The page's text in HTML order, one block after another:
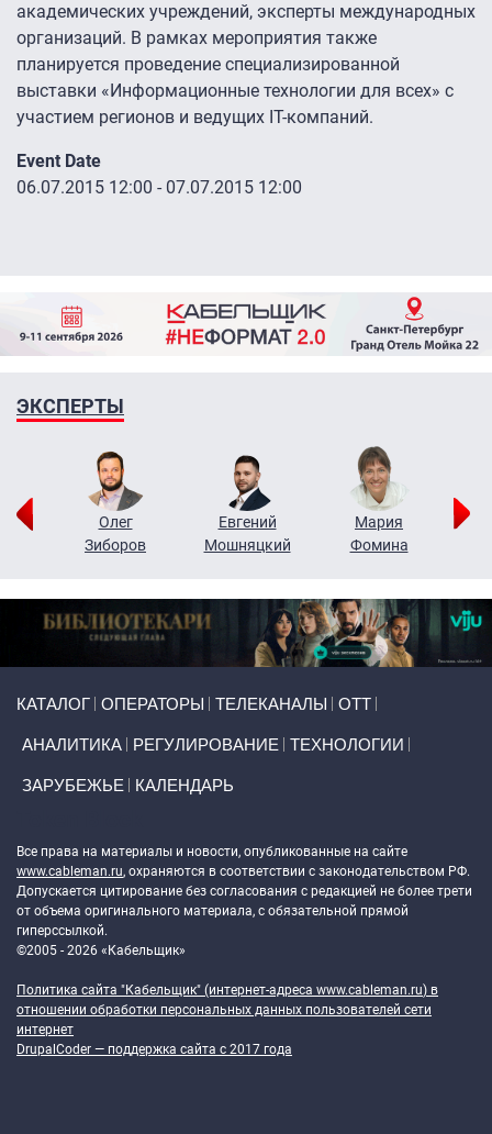
академических учреждений, эксперты международных
организаций. В рамках мероприятия также
планируется проведение специализированной
выставки «Информационные технологии для всех» с
участием регионов и ведущих IT-компаний.
Event Date
06.07.2015 12:00 - 07.07.2015 12:00
ЭКСПЕРТЫ
Олег
Зиборов
Евгений
Мошняцкий
Мария
Фомина
КАТАЛОГ ОПЕРАТОРЫ ТЕЛЕКАНАЛЫ ОТТ
АНАЛИТИКА РЕГУЛИРОВАНИЕ ТЕХНОЛОГИИ
ЗАРУБЕЖЬЕ КАЛЕНДАРЬ
Все права на материалы и новости, опубликованные на сайте
www.cableman.ru, охраняются в соответствии с законодательством РФ.
Допускается цитирование без согласования с редакцией не более трети
от объема оригинального материала, с обязательной прямой
гиперссылкой.
©2005 - 2026 «Кабельщик»
Политика сайта "Кабельщик" (интернет-адреса www.cableman.ru) в
отношении обработки персональных данных пользователей сети
интернет
DrupalCoder — поддержка сайта c 2017 года